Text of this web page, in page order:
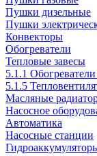
Пушки дизельные
Пушки
Конвекторы
Обогреватели
Тепловые завесы
5.1.1
5.1.5
Масляные
Насосное
Автоматика
Насосные станции